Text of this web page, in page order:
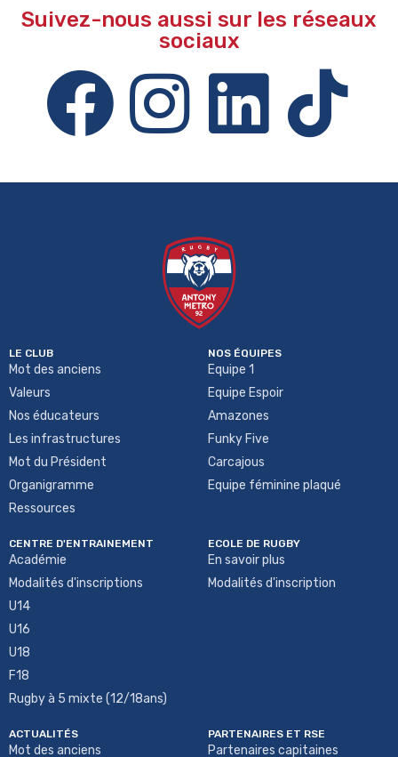
Suivez-nous aussi sur les réseaux
sociaux
LE CLUB
Mot des anciens
Valeurs
Nos éducateurs
Les infrastructures
Mot du Président
Organigramme
Ressources
NOS ÉQUIPES
Equipe 1
Equipe Espoir
Amazones
Funky Five
Carcajous
Equipe féminine plaqué
CENTRE D'ENTRAINEMENT
Académie
Modalités d'inscriptions
U14
U16
U18
F18
Rugby à 5 mixte (12/18ans)
ECOLE DE RUGBY
En savoir plus
Modalités d'inscription
ACTUALITÉS
Mot des anciens
PARTENAIRES ET RSE
Partenaires capitaines